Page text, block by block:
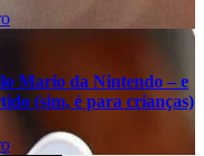
Mario da Nintendo – e
(sim, é para crianças)